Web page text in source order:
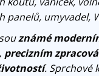
panelů, umyvadel,
známé
precizním
. Sprchové